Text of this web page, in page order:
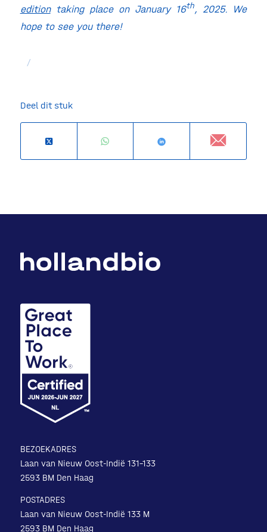
editiontaking place on January 16th, 2025. We
hope to see you there!
/
Deel dit stuk
BEZOEKADRES
Laan van Nieuw Oost-Indië 131-133
2593 BM Den Haag
POSTADRES
Laan van Nieuw Oost-Indië 133 M
2593 BM Den Haag